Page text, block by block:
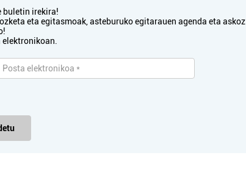
buletin irekira!
eta egitasmoak, asteburuko egitarauen agenda eta askoz
Osasungintza
IÑIGO HORTZ